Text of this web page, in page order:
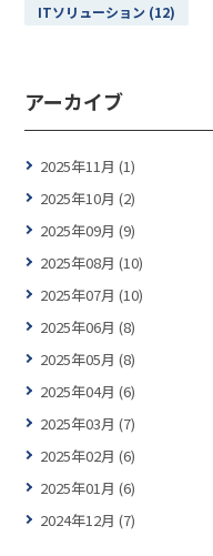
ITソリューション (12)
アーカイブ
2025年11月 (1)
2025年10月 (2)
2025年09月 (9)
2025年08月 (10)
2025年07月 (10)
2025年06月 (8)
2025年05月 (8)
2025年04月 (6)
2025年03月 (7)
2025年02月 (6)
2025年01月 (6)
2024年12月 (7)